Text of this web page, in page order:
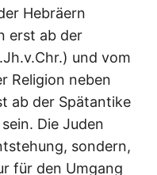
Hebräern
erst ab der
und vom
Religion neben
ab der Spätantike
Die Juden
sondern,
für den Umgang